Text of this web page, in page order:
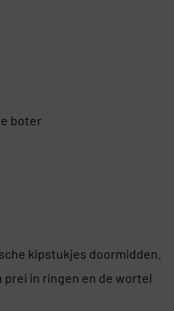
boter
kipstukjes doormidden.
prei in ringen en de wortel